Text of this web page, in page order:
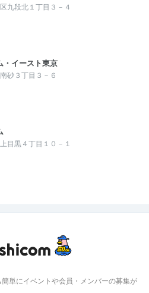
九段北１丁目３－４
・イースト東京
砂３丁目３－６
目黒４丁目１０－１
簡単にイベントや会員・メンバーの募集が